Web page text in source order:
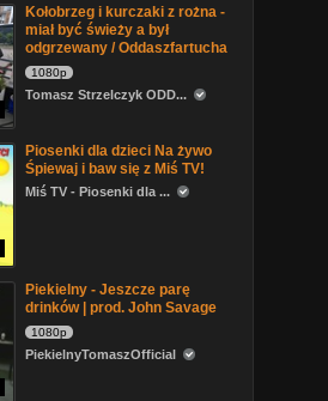
Kołobrzeg i kurczaki z rożna -
miał być świeży a był
odgrzewany / Oddaszfartucha
1080p
Tomasz Strzelczyk ODD...
Piosenki dla dzieci Na żywo
Śpiewaj i baw się z Miś TV!
Miś TV - Piosenki dla ...
Piekielny - Jeszcze parę
drinków | prod. John Savage
1080p
PiekielnyTomaszOfficial